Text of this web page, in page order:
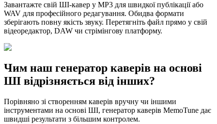
Завантажте свій ШІ-кавер у MP3 для швидкої публікації або
WAV для професійного редагування. Обидва формати
зберігають повну якість звуку. Перетягніть файл прямо у свій
відеоредактор, DAW чи стрімінгову платформу.
Чим наш генератор каверів на основі
ШІ відрізняється від інших?
Порівняно зі створенням каверів вручну чи іншими
інструментами на основі ШІ, генератор каверів MemoTune дає
швидші результати з більшим контролем.